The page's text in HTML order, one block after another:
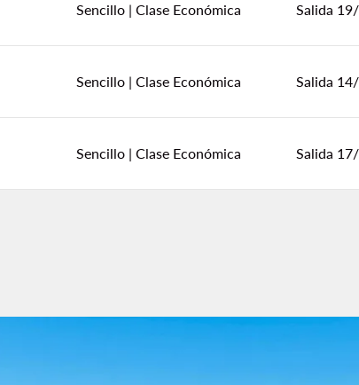
Sencillo | Clase Económica Salida
Sencillo | Clase Económica Salida
Sencillo | Clase Económica Salida